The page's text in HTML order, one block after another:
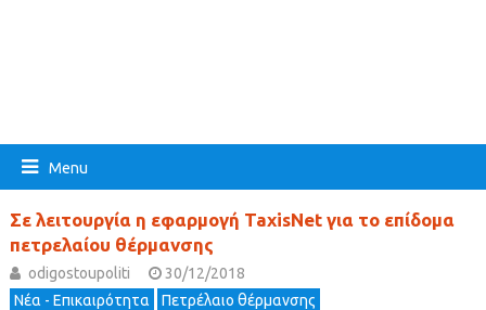
Menu
Σε λειτουργία η εφαρμογή TaxisNet για το επίδομα
πετρελαίου θέρμανσης
odigostoupoliti
30/12/2018
Νέα - Επικαιρότητα
Πετρέλαιο θέρμανσης